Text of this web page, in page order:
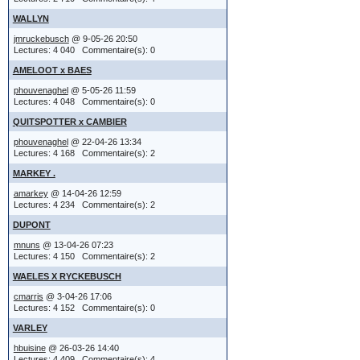
WALLYN
jmruckebusch@ 9-05-26 20:50
Lectures: 4 040 Commentaire(s): 0
AMELOOT x BAES
phouvenaghel@ 5-05-26 11:59
Lectures: 4 048 Commentaire(s): 0
QUITSPOTTER x CAMBIER
phouvenaghel@ 22-04-26 13:34
Lectures: 4 168 Commentaire(s): 2
MARKEY .
amarkey@ 14-04-26 12:59
Lectures: 4 234 Commentaire(s): 2
DUPONT
mnuns @ 13-04-26 07:23
Lectures: 4 150 Commentaire(s): 2
WAELES X RYCKEBUSCH
cmarris @ 3-04-26 17:06
Lectures: 4 152 Commentaire(s): 0
VARLEY
hbuisine@ 26-03-26 14:40